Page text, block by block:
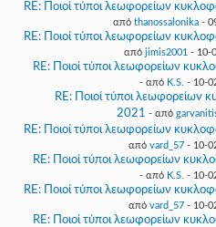
RE: Ποιοί τύποι λεωφορείων
από thanossalonika -
RE: Ποιοί τύποι λεωφορείων
από jimis2001 - 10-
RE: Ποιοί τύποι λεωφορείων
- από K.S. - 10-
RE: Ποιοί τύποι λεωφορείων
2021 - από
RE: Ποιοί τύποι λεωφορείων
από vard_57- 10-
RE: Ποιοί τύποι λεωφορείων
- από K.S. - 10-
RE: Ποιοί τύποι λεωφορείων
από vard_57- 10-
RE: Ποιοί τύποι λεωφορείων